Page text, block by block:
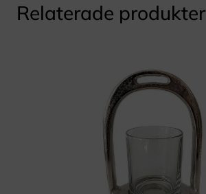
Relaterade produkter